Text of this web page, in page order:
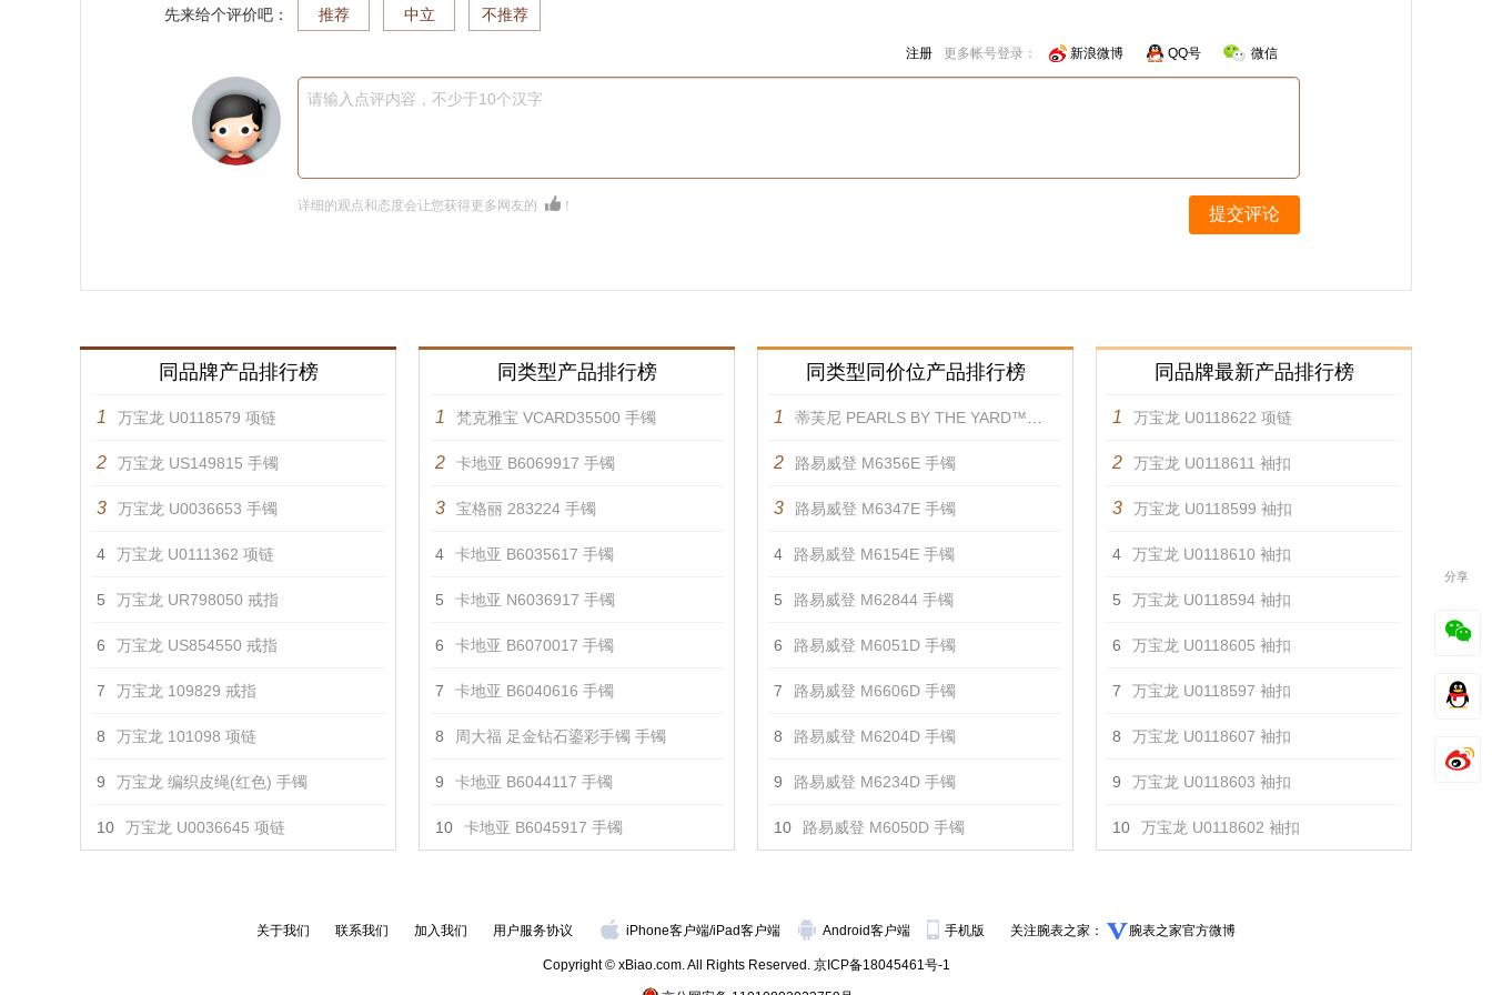
先来给个评价吧： 推荐 中立 不推荐
注册 更多帐号登录： 新浪微博 QQ号 微信
请输入点评内容，不少于10个汉字
详细的观点和态度会让您获得更多网友的 ！ 提交评论
同品牌产品排行榜
1 万宝龙 U0118579 项链
2 万宝龙 US149815 手镯
3 万宝龙 U0036653 手镯
4 万宝龙 U0111362 项链
5 万宝龙 UR798050 戒指
6 万宝龙 US854550 戒指
7 万宝龙 109829 戒指
8 万宝龙 101098 项链
9 万宝龙 编织皮绳(红色) 手镯
10 万宝龙 U0036645 项链
同类型产品排行榜
1 梵克雅宝 VCARD35500 手镯
2 卡地亚 B6069917 手镯
3 宝格丽 283224 手镯
4 卡地亚 B6035617 手镯
5 卡地亚 N6036917 手镯
6 卡地亚 B6070017 手镯
7 卡地亚 B6040616 手镯
8 周大福 足金钻石鎏彩手镯 手镯
9 卡地亚 B6044117 手镯
10 卡地亚 B6045917 手镯
同类型同价位产品排行榜
1 蒂芙尼 PEARLS BY THE YARD™手链 手镯
2 路易威登 M6356E 手镯
3 路易威登 M6347E 手镯
4 路易威登 M6154E 手镯
5 路易威登 M62844 手镯
6 路易威登 M6051D 手镯
7 路易威登 M6606D 手镯
8 路易威登 M6204D 手镯
9 路易威登 M6234D 手镯
10 路易威登 M6050D 手镯
同品牌最新产品排行榜
1 万宝龙 U0118622 项链
2 万宝龙 U0118611 袖扣
3 万宝龙 U0118599 袖扣
4 万宝龙 U0118610 袖扣
5 万宝龙 U0118594 袖扣
6 万宝龙 U0118605 袖扣
7 万宝龙 U0118597 袖扣
8 万宝龙 U0118607 袖扣
9 万宝龙 U0118603 袖扣
10 万宝龙 U0118602 袖扣
关于我们 联系我们 加入我们 用户服务协议 iPhone客户端/iPad客户端 Android客户端 手机版 关注腕表之家： 腕表之家官方微博
Copyright © xBiao.com. All Rights Reserved. 京ICP备18045461号-1
分享